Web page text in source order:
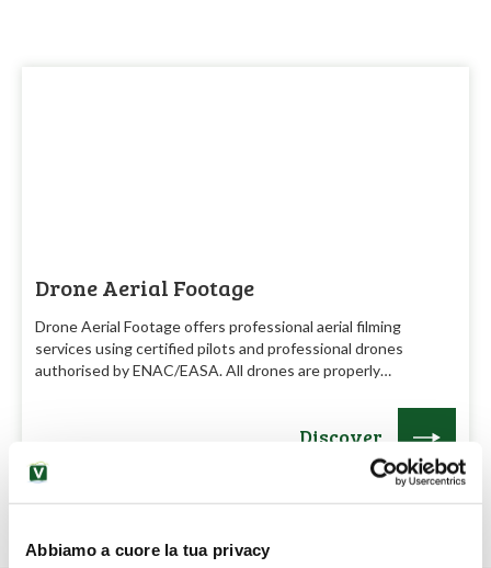
Abbiamo a cuore la tua privacy
Drone Aerial Footage
Drone Aerial Footage offers professional aerial filming
services using certified pilots and professional drones
authorised by ENAC/EASA. All drones are properly…
Discover